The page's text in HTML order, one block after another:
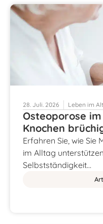
28. Juli. 2026 Leben im
Osteoporose
Knochen
Erfahren Sie, wie Sie
im Alltag
Selbstständigkeit…